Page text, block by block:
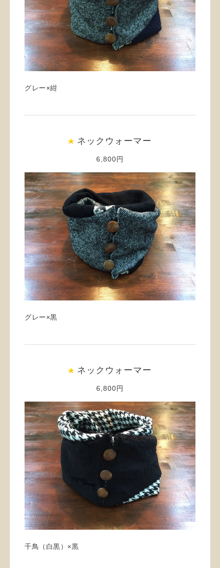
グレー×紺
ネックウォーマー
6,800円
グレー×黒
ネックウォーマー
6,800円
千鳥（白黒）×黒